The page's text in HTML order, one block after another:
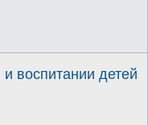
воспитании детей